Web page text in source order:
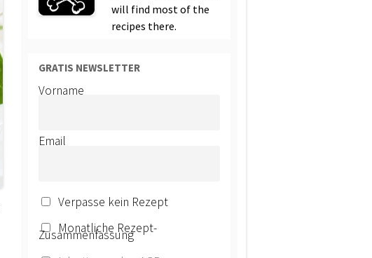
will find most of the
recipes there.
GRATIS NEWSLETTER
Vorname
Email
Verpasse kein Rezept
Monatliche Rezept-
Zusammenfassung